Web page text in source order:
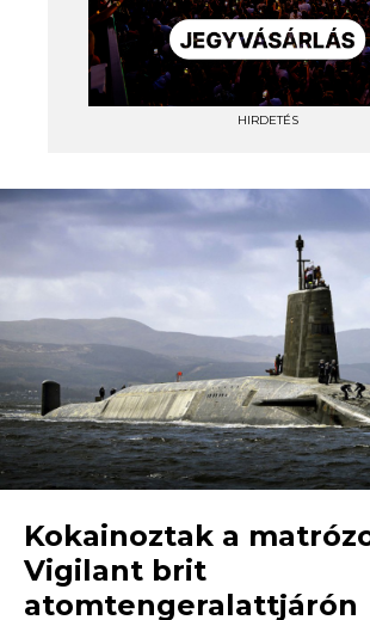
HIRDETÉS
Kokainoztak a
Vigilant brit
atomtengeralattjárón